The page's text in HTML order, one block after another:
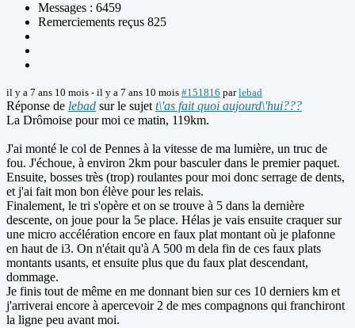
Messages : 6459
Remerciements reçus 825
il y a 7 ans 10 mois - il y a 7 ans 10 mois #151816 parlebad
Réponse de lebad sur le sujet t\'as fait quoi aujourd\'hui???
La Drômoise pour moi ce matin, 119km.
J'ai monté le col de Pennes à la vitesse de ma lumière, un truc de
fou. J'échoue, à environ 2km pour basculer dans le premier paquet.
Ensuite, bosses très (trop) roulantes pour moi donc serrage de dents,
et j'ai fait mon bon élève pour les relais.
Finalement, le tri s'opère et on se trouve à 5 dans la dernière
descente, on joue pour la 5e place. Hélas je vais ensuite craquer sur
une micro accélération encore en faux plat montant où je plafonne
en haut de i3. On n'était qu'à A 500 m dela fin de ces faux plats
montants usants, et ensuite plus que du faux plat descendant,
dommage.
Je finis tout de même en me donnant bien sur ces 10 derniers km et
j'arriverai encore à apercevoir 2 de mes compagnons qui franchiront
la ligne peu avant moi.